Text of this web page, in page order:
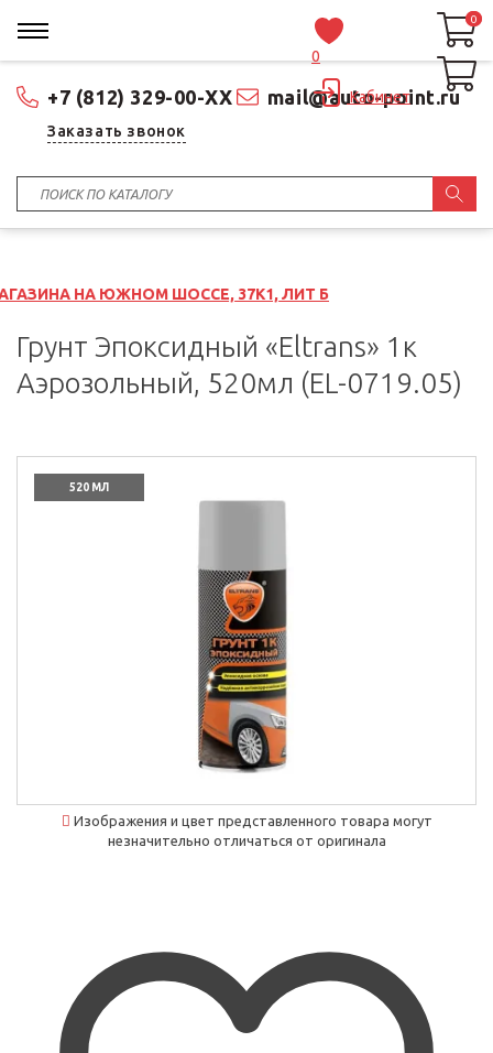
+7 (812) 329-00-XX mail@auto-point.ru
Заказать звонок
0
Кабинет
0
0
ШОССЕ, 37К1, ЛИТ Б
Грунт Эпоксидный «Eltrans» 1к
Аэрозольный, 520мл (EL-0719.05)
520 МЛ
Изображения и цвет представленного товара могут
незначительно отличаться от оригинала